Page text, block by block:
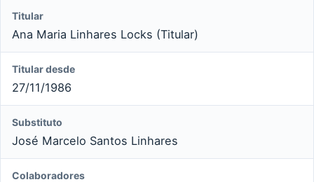
Titular
Ana Maria Linhares Locks (Titular)
Titular desde
27/11/1986
Substituto
José Marcelo Santos Linhares
Colaboradores